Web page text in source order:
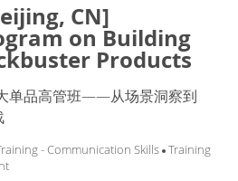
CN]
on Building
Products
单品高管班——从场景洞察到
- Communication Skills Training